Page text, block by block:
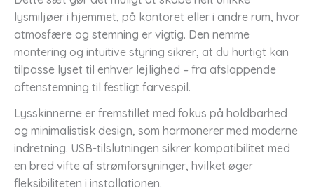
lysmiljøer i hjemmet, på kontoret eller i andre rum, hvor
atmosfære og stemning er vigtig. Den nemme
montering og intuitive styring sikrer, at du hurtigt kan
tilpasse lyset til enhver lejlighed – fra afslappende
aftenstemning til festligt farvespil.
Lysskinnerne er fremstillet med fokus på holdbarhed
og minimalistisk design, som harmonerer med moderne
indretning. USB-tilslutningen sikrer kompatibilitet med
en bred vifte af strømforsyninger, hvilket øger
fleksibiliteten i installationen.